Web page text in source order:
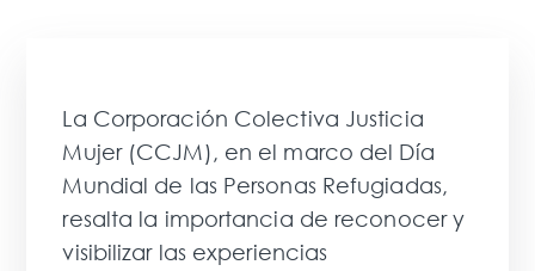
La Corporación Colectiva Justicia
Mujer (CCJM), en el marco del Día
Mundial de las Personas Refugiadas,
resalta la importancia de reconocer y
visibilizar las experiencias